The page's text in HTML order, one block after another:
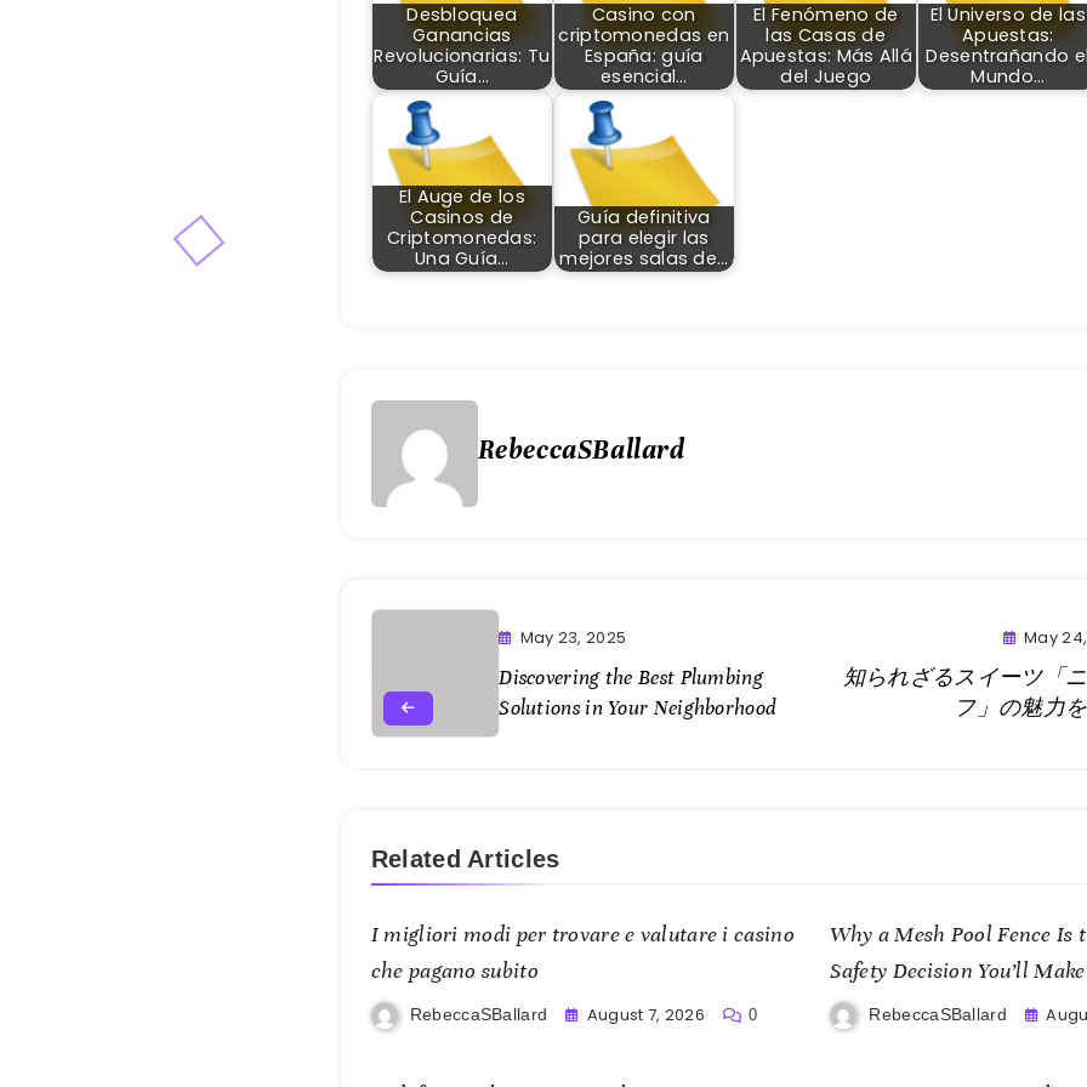
Desbloquea
Ganancias
Revolucionarias: Tu
Guía…
Casino con
criptomonedas en
España: guía
esencial…
El Fenómeno de
las Casas de
Apuestas: Más Allá
del Juego
El Universo de las
Apuestas:
Desentrañando
Mundo…
El Auge de los
Casinos de
Criptomonedas:
Una Guía…
Guía definitiva
para elegir las
mejores salas de…
RebeccaSBallard
May 23, 2025
Discovering the Best Plumbing
Solutions in Your Neighborhood
May
知られざるスイーツ「
フ」の魅力
Related Articles
I migliori modi per trovare e valutare i casino
che pagano subito
RebeccaSBallard August 7, 2026 0
Why a Mesh Pool Fence Is
Safety Decision You’ll
RebeccaSBallard